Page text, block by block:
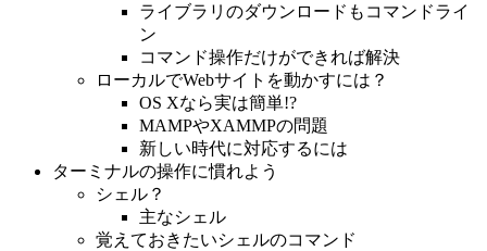
ライブラリのダウンロードもコマンドライ
ン
コマンド操作だけができれば解決
ローカルでWebサイトを動かすには？
OS Xなら実は簡単!?
MAMPやXAMMPの問題
新しい時代に対応するには
ターミナルの操作に慣れよう
シェル？
主なシェル
覚えておきたいシェルのコマンド